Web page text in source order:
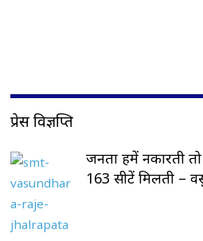
प्रेस विज्ञप्ति
जनता हमें नकारती
163 सीटें मिलती –